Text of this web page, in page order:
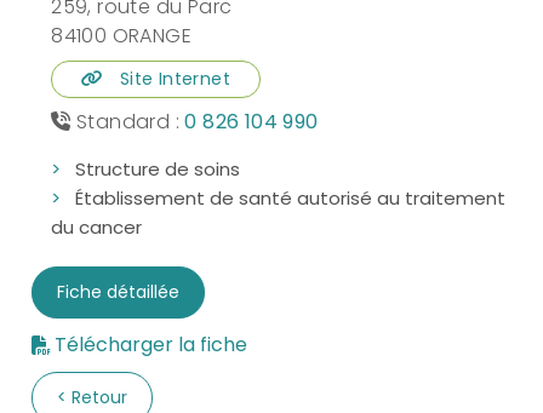
259, route du Parc
84100 ORANGE
Site Internet
Standard :0 826 104 990
Structure de soins
Établissement de santé autorisé au traitement
du cancer
Retour
Fiche détaillée
Télécharger la fiche